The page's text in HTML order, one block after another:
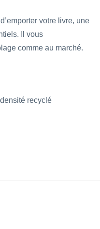
votre livre, une
Il vous
comme au marché.
recyclé